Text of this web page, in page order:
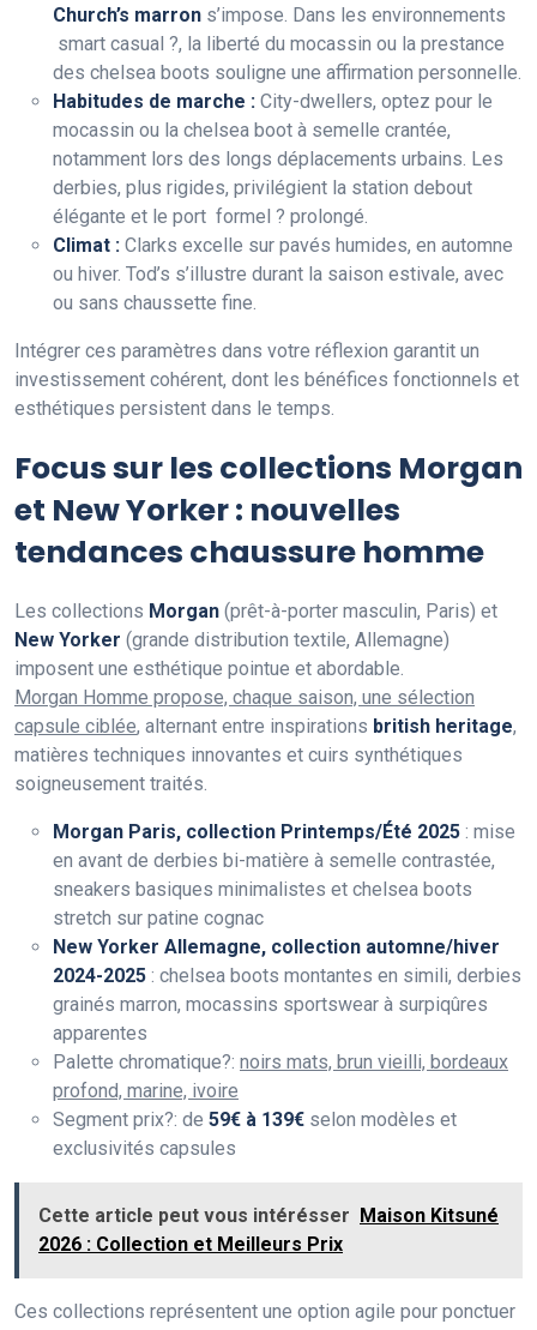
Church’s marron s’impose. Dans les environnements
smart casual ?, la liberté du mocassin ou la prestance
des chelsea boots souligne une affirmation personnelle.
Habitudes de marche : City-dwellers, optez pour le
mocassin ou la chelsea boot à semelle crantée,
notamment lors des longs déplacements urbains. Les
derbies, plus rigides, privilégient la station debout
élégante et le port formel ? prolongé.
Climat : Clarks excelle sur pavés humides, en automne
ou hiver. Tod’s s’illustre durant la saison estivale, avec
ou sans chaussette fine.
Intégrer ces paramètres dans votre réflexion garantit un
investissement cohérent, dont les bénéfices fonctionnels et
esthétiques persistent dans le temps.
Focus sur les collections Morgan
et New Yorker : nouvelles
tendances chaussure homme
Les collections Morgan (prêt-à-porter masculin, Paris) et
New Yorker (grande distribution textile, Allemagne)
imposent une esthétique pointue et abordable.
Morgan Homme propose, chaque saison, une sélection
capsule ciblée, alternant entre inspirations british heritage,
matières techniques innovantes et cuirs synthétiques
soigneusement traités.
Morgan Paris, collection Printemps/Été 2025 : mise
en avant de derbies bi-matière à semelle contrastée,
sneakers basiques minimalistes et chelsea boots
stretch sur patine cognac
New Yorker Allemagne, collection automne/hiver
2024-2025 : chelsea boots montantes en simili, derbies
grainés marron, mocassins sportswear à surpiqûres
apparentes
Palette chromatique?: noirs mats, brun vieilli, bordeaux
profond, marine, ivoire
Segment prix?: de 59€ à 139€ selon modèles et
exclusivités capsules
Cette article peut vous intérésser
Maison Kitsuné
2026 : Collection et Meilleurs Prix
Ces collections représentent une option agile pour ponctuer